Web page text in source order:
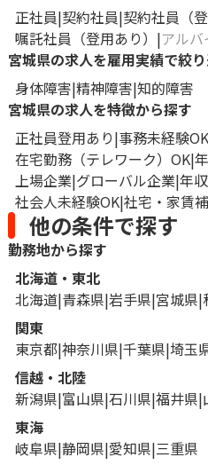
正社員 契約社員 契約社員（登
嘱託社員（登用あり）
アル
宮城県の求人を雇用実績で絞
身体障害 精神障害 知的障害
宮城県の求人を特徴から探す
正社員登用あり 事務未経験OK
在宅勤務（テレワーク）OK
上場企業 グローバル企業 年
社会人未経験OK 社宅・家賃
他の条件で探す
勤務地から探す
北海道・東北
北海道 青森県 岩手県 宮城県
関東
東京都 神奈川県 千葉県 埼玉
信越・北陸
新潟県 富山県 石川県 福井県
東海
岐阜県 静岡県 愛知県 三重県